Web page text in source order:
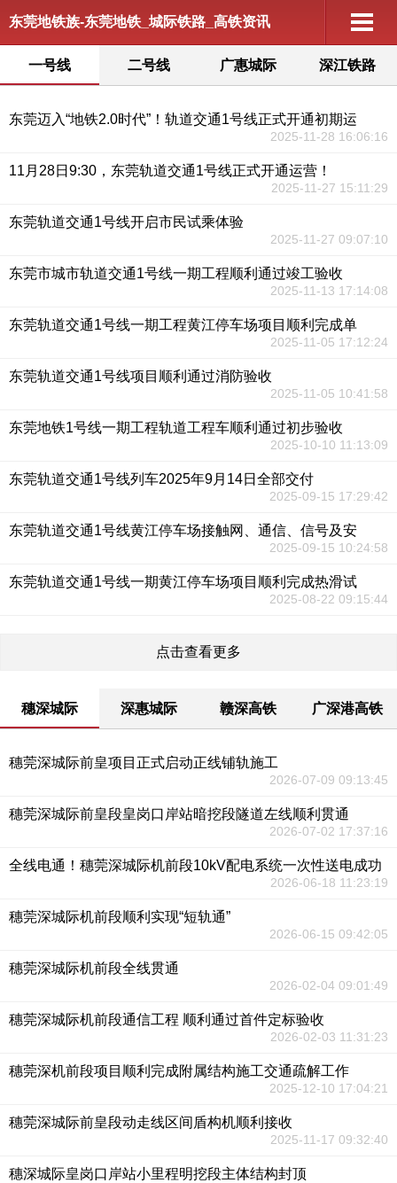
东莞地铁族-东莞地铁_城际铁路_高铁资讯
一号线 二号线 广惠城际 深江铁路
东莞迈入“地铁2.0时代”！轨道交通1号线正式开通初期运
2025-11-28 16:06:16
11月28日9:30，东莞轨道交通1号线正式开通运营！
2025-11-27 15:11:29
东莞轨道交通1号线开启市民试乘体验
2025-11-27 09:07:10
东莞市城市轨道交通1号线一期工程顺利通过竣工验收
2025-11-13 17:14:08
东莞轨道交通1号线一期工程黄江停车场项目顺利完成单
2025-11-05 17:12:24
东莞轨道交通1号线项目顺利通过消防验收
2025-11-05 10:41:58
东莞地铁1号线一期工程轨道工程车顺利通过初步验收
2025-10-10 11:13:09
东莞轨道交通1号线列车2025年9月14日全部交付
2025-09-15 17:29:42
东莞轨道交通1号线黄江停车场接触网、通信、信号及安
2025-09-15 10:24:58
东莞轨道交通1号线一期黄江停车场项目顺利完成热滑试
2025-08-22 09:15:44
点击查看更多
穗深城际 深惠城际 赣深高铁 广深港高铁
穗莞深城际前皇项目正式启动正线铺轨施工
2026-07-09 09:13:45
穗莞深城际前皇段皇岗口岸站暗挖段隧道左线顺利贯通
2026-07-02 17:37:16
全线电通！穗莞深城际机前段10kV配电系统一次性送电成功
2026-06-18 11:23:19
穗莞深城际机前段顺利实现“短轨通”
2026-06-15 09:42:05
穗莞深城际机前段全线贯通
2026-02-04 09:01:49
穗莞深城际机前段通信工程 顺利通过首件定标验收
2026-02-03 11:31:23
穗莞深机前段项目顺利完成附属结构施工交通疏解工作
2025-12-10 17:04:21
穗莞深城际前皇段动走线区间盾构机顺利接收
2025-11-17 09:32:40
穗深城际皇岗口岸站小里程明挖段主体结构封顶